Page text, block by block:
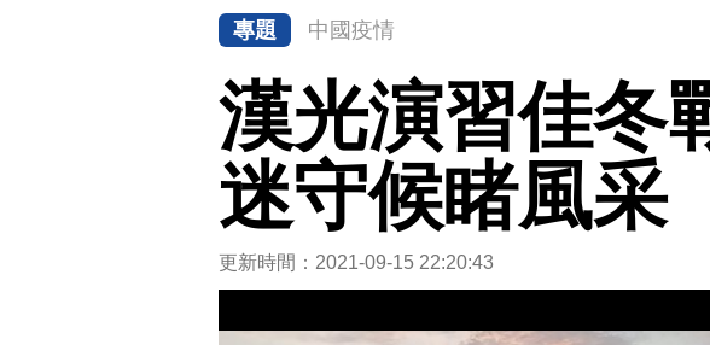
專題
中國疫情
漢光演習佳冬
迷守候睹風采
更新時間：2021-09-15 22:20:43